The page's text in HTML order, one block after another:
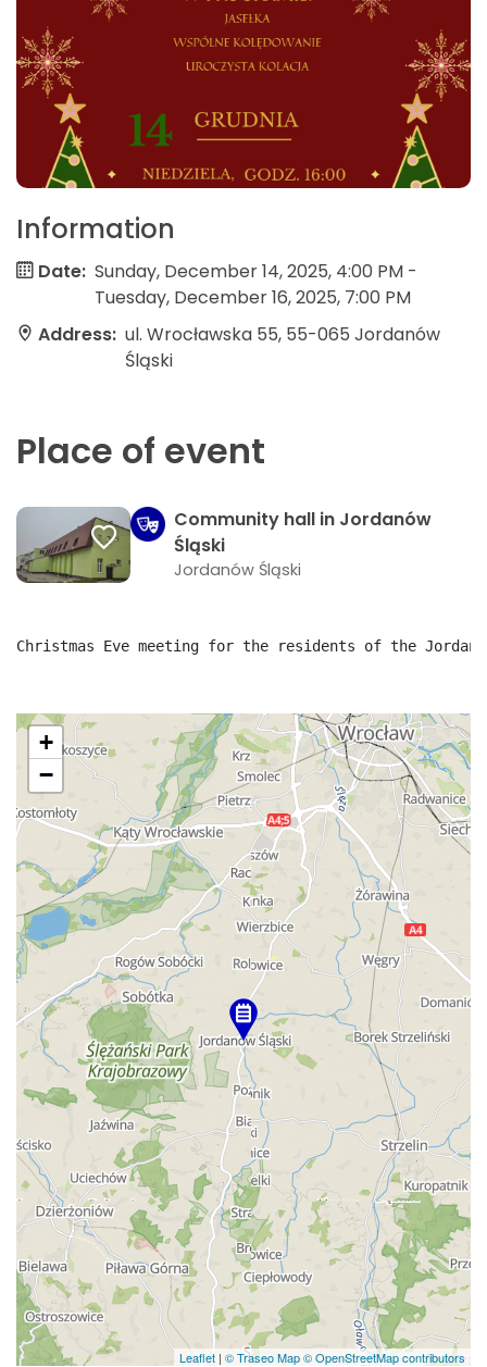
Information
Date: Sunday, December 14, 2025, 4:00 PM -
Tuesday, December 16, 2025, 7:00 PM
Address: ul. Wrocławska 55, 55-065 Jordanów
Śląski
Place of event
Community hall in Jordanów
Śląski
Jordanów Śląski
Christmas Eve meeting for the residents of the Jordanów
+
−
Leaflet | © Traseo Map© OpenStreetMap contributors